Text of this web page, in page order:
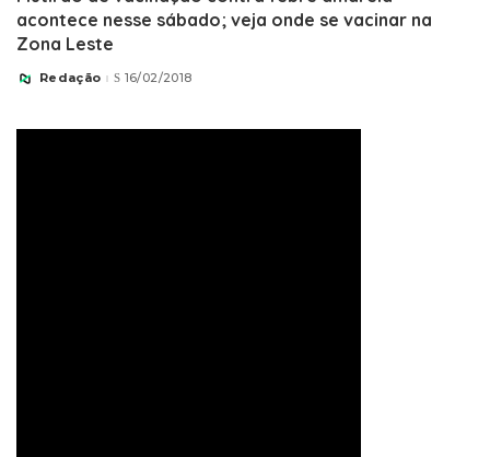
acontece nesse sábado; veja onde se vacinar na
Zona Leste
Posted
Redação 16/02/2018